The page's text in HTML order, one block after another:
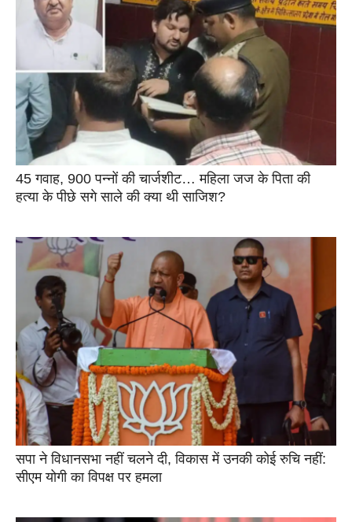
45 गवाह, 900 पन्नों की चार्जशीट… महिला जज के पिता की
हत्या के पीछे सगे साले की क्या थी साजिश?
सपा ने विधानसभा नहीं चलने दी, विकास में उनकी कोई रुचि नहीं:
सीएम योगी का विपक्ष पर हमला